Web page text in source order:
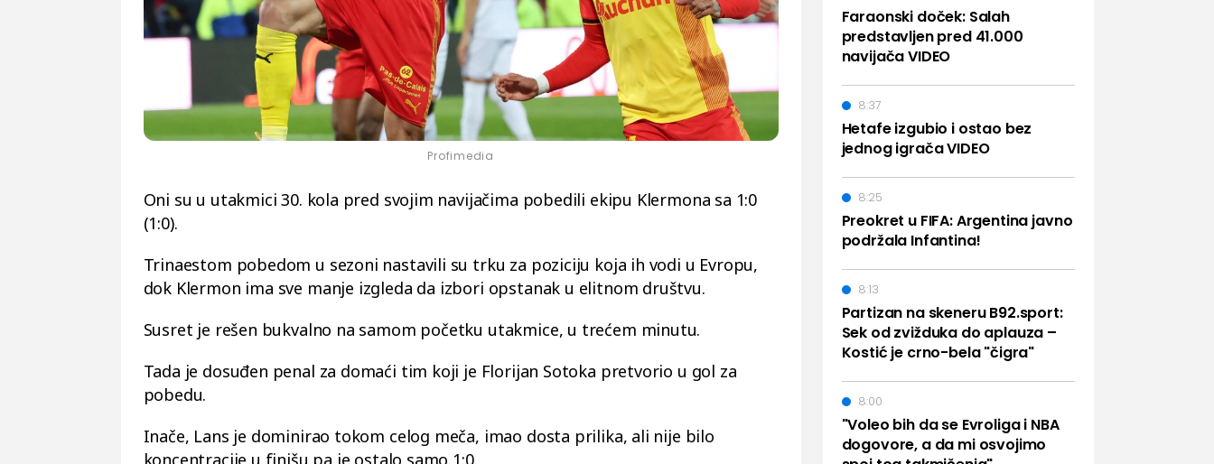
Profimedia
Oni su u utakmici 30. kola pred svojim navijačima pobedili ekipu Klermona sa 1:0
(1:0).
Trinaestom pobedom u sezoni nastavili su trku za poziciju koja ih vodi u Evropu,
dok Klermon ima sve manje izgleda da izbori opstanak u elitnom društvu.
Susret je rešen bukvalno na samom početku utakmice, u trećem minutu.
Tada je dosuđen penal za domaći tim koji je Florijan Sotoka pretvorio u gol za
pobedu.
Inače, Lans je dominirao tokom celog meča, imao dosta prilika, ali nije bilo
koncentracije u finišu pa je ostalo samo 1:0.
Faraonski doček: Salah
predstavljen pred 41.000
navijača VIDEO
Hetafe izgubio i ostao bez
jednog igrača VIDEO
8:37
Preokret u FIFA: Argentina javno
podržala Infantina!
8:25
Partizan na skeneru B92.sport:
Sek od zvižduka do aplauza –
Kostić je crno-bela "čigra"
8:13
"Voleo bih da se Evroliga i NBA
dogovore, a da mi osvojimo
8:00